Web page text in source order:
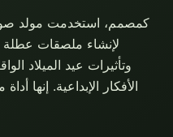
كمصمم، استخدمت مولد صور
لإنشاء ملصقات عطلة
وتأثيرات عيد الميلاد
الأفكار الإبداعية. إنها